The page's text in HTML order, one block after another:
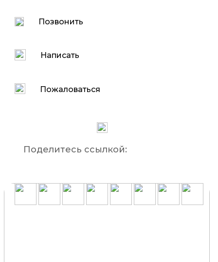
Позвонить
Написать
Пожаловаться
Поделитесь ссылкой: